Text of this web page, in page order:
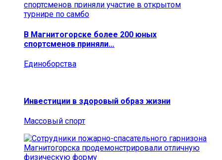
В Магнитогорске более 200 юных
спортсменов приняли…
Единоборства
Инвестиции в здоровый образ жизни
Массовый спорт